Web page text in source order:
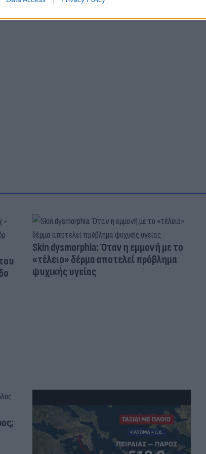
Skin dysmorphia: Όταν η εμμονή με το
«τέλειο» δέρμα αποτελεί πρόβλημα
ψυχικής υγείας